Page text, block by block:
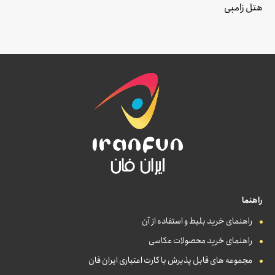
هتل زامبی
راهنما
راهنمای خرید بلیط و استفاده از آن
راهنمای خرید محصولات عکاسی
مجموعه های قابل پذیرش با کارت اعتباری ایران فان